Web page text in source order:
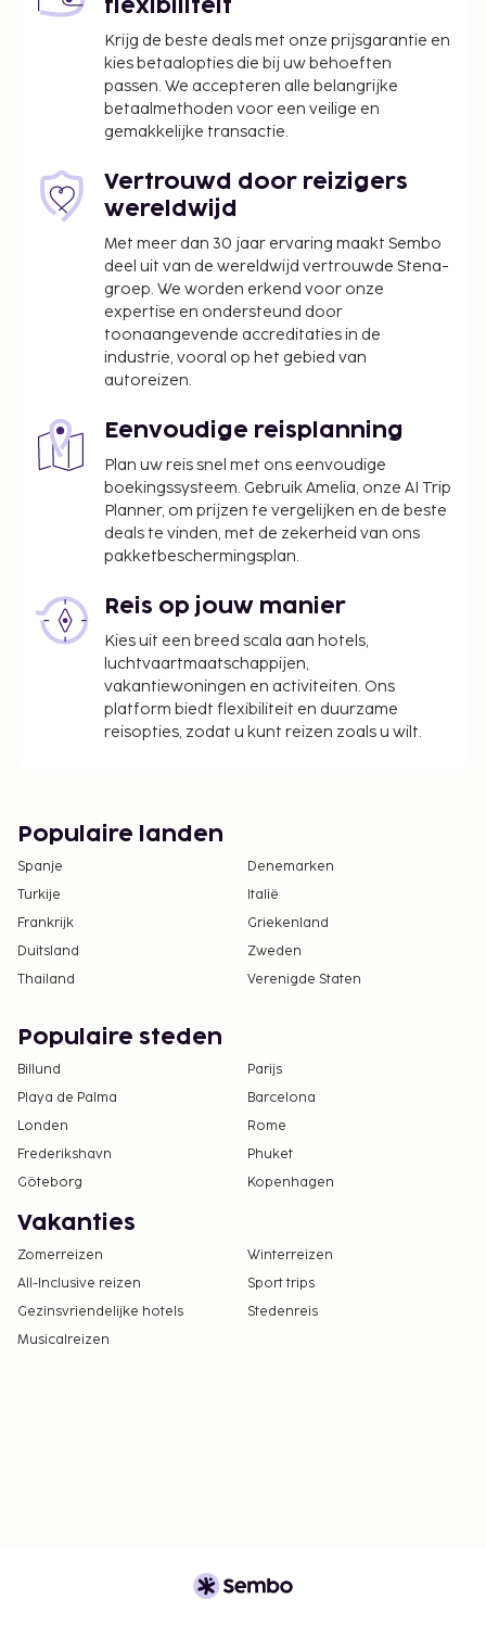
plaatse betaald.
4 våningar, hiss.
Aankomst
Dag naar keuze en min. 2 overnachtingen. Check-in
flexibiliteit
Krijg de beste deals met onze prijsgarantie en
kies betaalopties die bij uw behoeften
passen. We accepteren alle belangrijke
betaalmethoden voor een veilige en
gemakkelijke transactie.
Vertrouwd door reizigers
wereldwijd
Met meer dan 30 jaar ervaring maakt Sembo
deel uit van de wereldwijd vertrouwde Stena-
groep. We worden erkend voor onze
expertise en ondersteund door
toonaangevende accreditaties in de
industrie, vooral op het gebied van
autoreizen.
Eenvoudige reisplanning
Plan uw reis snel met ons eenvoudige
boekingssysteem. Gebruik Amelia, onze AI Trip
Planner, om prijzen te vergelijken en de beste
deals te vinden, met de zekerheid van ons
pakketbeschermingsplan.
Reis op jouw manier
Kies uit een breed scala aan hotels,
luchtvaartmaatschappijen,
vakantiewoningen en activiteiten. Ons
platform biedt flexibiliteit en duurzame
reisopties, zodat u kunt reizen zoals u wilt.
Populaire landen
Spanje
Denemarken
Turkije
Italië
Frankrijk
Griekenland
Duitsland
Zweden
Thailand
Verenigde Staten
Populaire steden
Billund
Parijs
Playa de Palma
Barcelona
Londen
Rome
Frederikshavn
Phuket
Göteborg
Kopenhagen
Vakanties
Zomerreizen
Winterreizen
All-Inclusive reizen
Sport trips
Gezinsvriendelijke hotels
Stedenreis
Musicalreizen